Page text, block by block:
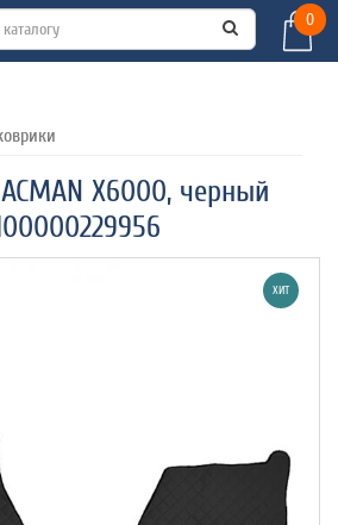
0
X6000, черный
ХИТ